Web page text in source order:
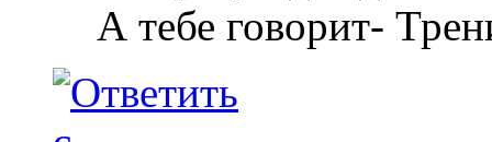
А тебе говорит-